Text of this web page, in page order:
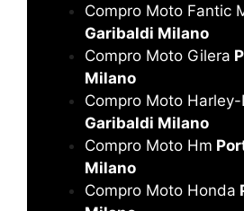
Compro Moto Fantic
Garibaldi Milano
Compro Moto Gilera
Milano
Compro Moto
Garibaldi Milano
Compro Moto Hm
Milano
Compro Moto Honda